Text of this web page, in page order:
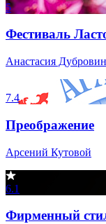
5
Фестиваль
Анастасия
7.4
Преображение
Арсений Кутовой
6.1
Фирменный